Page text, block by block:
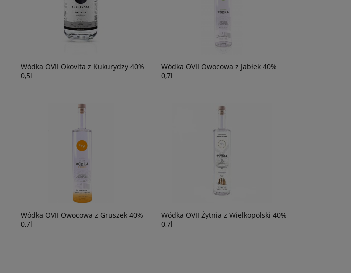
Wódka OVII Okovita z Kukurydzy 40%
0,5l
Wódka OVII Owocowa z Jabłek 40%
0,7l
Wódka OVII Owocowa z Gruszek 40%
0,7l
Wódka OVII Żytnia z Wielkopolski 40%
0,7l